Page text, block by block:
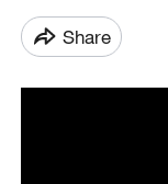
Share